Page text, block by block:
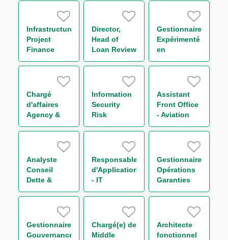
Solutions
Group H/F
Infrastructure
Project
Finance
Analyst
Director,
Head of
Loan Review
- Americas
Gestionnaire
Expérimenté
en
Financements
Chargé
d'affaires
Agency &
Transaction
Solutions
Group (CDD)
H/F
Information
Security
Risk
Manager
Assistant
Front Office
- Aviation
Group H/F
Analyste
Conseil
Dette &
Capital
Transport
H/F
Responsable
d'Application
- IT
Compliance
Security H/F
Gestionnaire
Opérations
Garanties
France &
Finance H/F
Gestionnaire
Gouvernance
Chargé(e) de
Middle
Architecte
fonctionnel